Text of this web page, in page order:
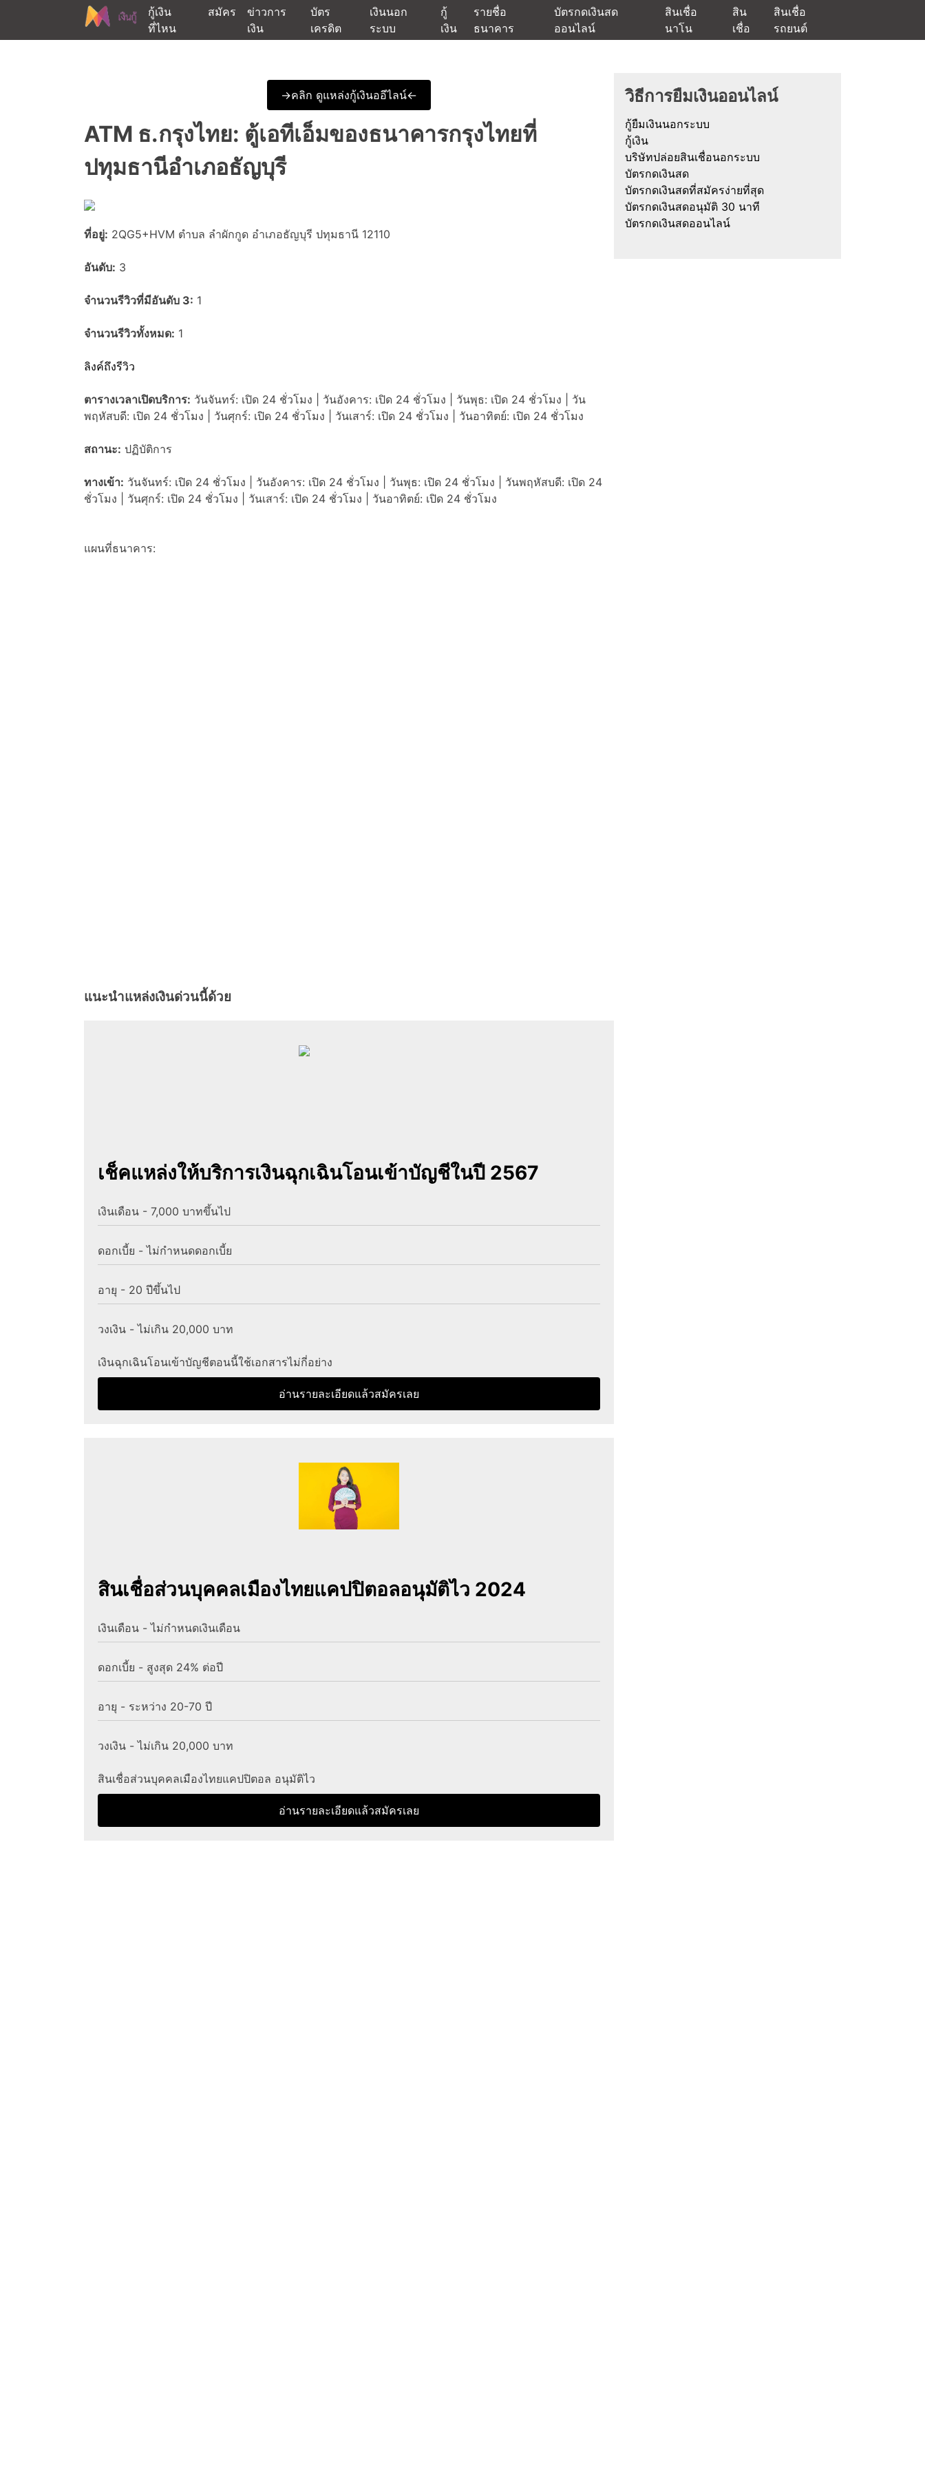
content
กู้เงิน
ที่ไหน
สมัคร
ข่าวการ
เงิน
บัตร
เครดิต
เงินนอก
ระบบ
กู้
เงิน
รายชื่อ
ธนาคาร
บัตรกดเงินสด
ออนไลน์
สินเชื่อ
นาโน
สิน
เชื่อ
สินเชื่อ
รถยนต์
->คลิก ดูแหล่งกู้เงินออีไลน์<-
ATM ธ.กรุงไทย: ตู้เอทีเอ็มของธนาคารกรุงไทยที่
ปทุมธานีอำเภอธัญบุรี
ที่อยู่: 2QG5+HVM ตำบล ลำผักกูด อำเภอธัญบุรี ปทุมธานี 12110
อันดับ: 3
จำนวนรีวิวที่มีอันดับ 3: 1
จำนวนรีวิวทั้งหมด: 1
ลิงค์ถึงรีวิว
ตารางเวลาเปิดบริการ: วันจันทร์: เปิด 24 ชั่วโมง | วันอังคาร: เปิด 24 ชั่วโมง | วันพุธ: เปิด 24 ชั่วโมง | วัน
พฤหัสบดี: เปิด 24 ชั่วโมง | วันศุกร์: เปิด 24 ชั่วโมง | วันเสาร์: เปิด 24 ชั่วโมง | วันอาทิตย์: เปิด 24 ชั่วโมง
สถานะ: ปฏิบัติการ
ทางเข้า: วันจันทร์: เปิด 24 ชั่วโมง | วันอังคาร: เปิด 24 ชั่วโมง | วันพุธ: เปิด 24 ชั่วโมง | วันพฤหัสบดี: เปิด 24
ชั่วโมง | วันศุกร์: เปิด 24 ชั่วโมง | วันเสาร์: เปิด 24 ชั่วโมง | วันอาทิตย์: เปิด 24 ชั่วโมง
แผนที่ธนาคาร:
แนะนำแหล่งเงินด่วนนี้ด้วย
เช็คแหล่งให้บริการเงินฉุกเฉินโอนเข้าบัญชีในปี 2567
เงินเดือน - 7,000 บาทขึ้นไป
ดอกเบี้ย - ไม่กำหนดดอกเบี้ย
อายุ - 20 ปีขึ้นไป
วงเงิน - ไม่เกิน 20,000 บาท
เงินฉุกเฉินโอนเข้าบัญชีตอนนี้ใช้เอกสารไม่กี่อย่าง
อ่านรายละเอียดแล้วสมัครเลย
สินเชื่อส่วนบุคคลเมืองไทยแคปปิตอลอนุมัติไว 2024
เงินเดือน - ไม่กำหนดเงินเดือน
ดอกเบี้ย - สูงสุด 24% ต่อปี
อายุ - ระหว่าง 20-70 ปี
วงเงิน - ไม่เกิน 20,000 บาท
สินเชื่อส่วนบุคคลเมืองไทยแคปปิตอล อนุมัติไว
อ่านรายละเอียดแล้วสมัครเลย
วิธีการยืมเงินออนไลน์
กู้ยืมเงินนอกระบบ
กู้เงิน
บริษัทปล่อยสินเชื่อนอกระบบ
บัตรกดเงินสด
บัตรกดเงินสดที่สมัครง่ายที่สุด
บัตรกดเงินสดอนุมัติ 30 นาที
บัตรกดเงินสดออนไลน์